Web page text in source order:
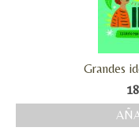
Grandes